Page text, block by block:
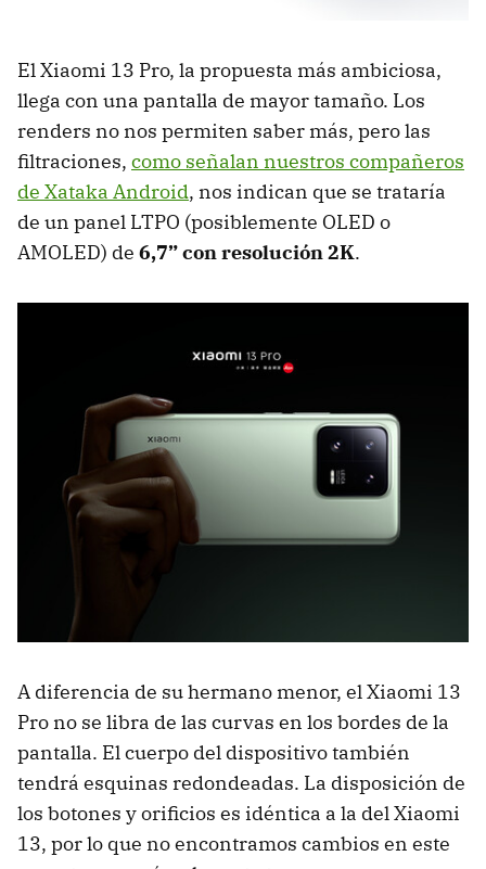
El Xiaomi 13 Pro, la propuesta más ambiciosa,
llega con una pantalla de mayor tamaño. Los
renders no nos permiten saber más, pero las
filtraciones, como señalan nuestros compañeros
de Xataka Android, nos indican que se trataría
de un panel LTPO (posiblemente OLED o
AMOLED) de 6,7” con resolución 2K.
A diferencia de su hermano menor, el Xiaomi 13
Pro no se libra de las curvas en los bordes de la
pantalla. El cuerpo del dispositivo también
tendrá esquinas redondeadas. La disposición de
los botones y orificios es idéntica a la del Xiaomi
13, por lo que no encontramos cambios en este